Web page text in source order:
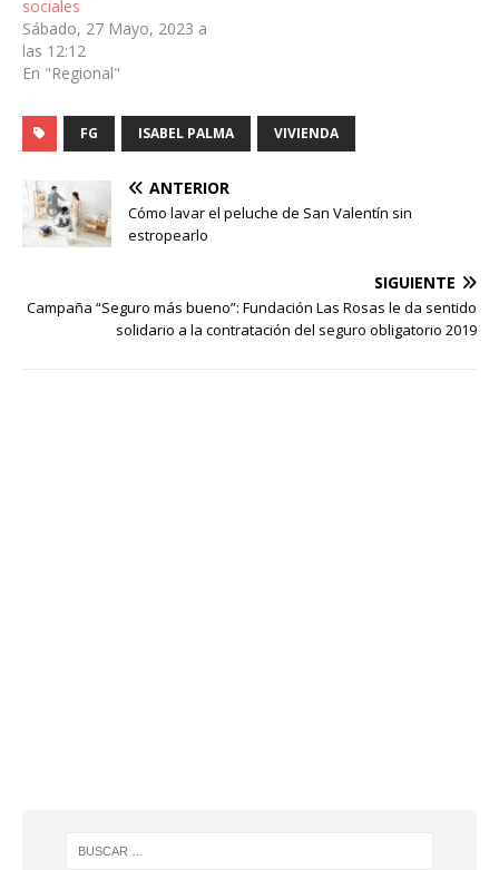
sociales
Sábado, 27 Mayo, 2023 a
las 12:12
En "Regional"
FG ISABEL PALMA VIVIENDA
ANTERIOR
Cómo lavar el peluche de San Valentín sin
estropearlo
SIGUIENTE
Campaña “Seguro más bueno”: Fundación Las Rosas le da sentido
solidario a la contratación del seguro obligatorio 2019